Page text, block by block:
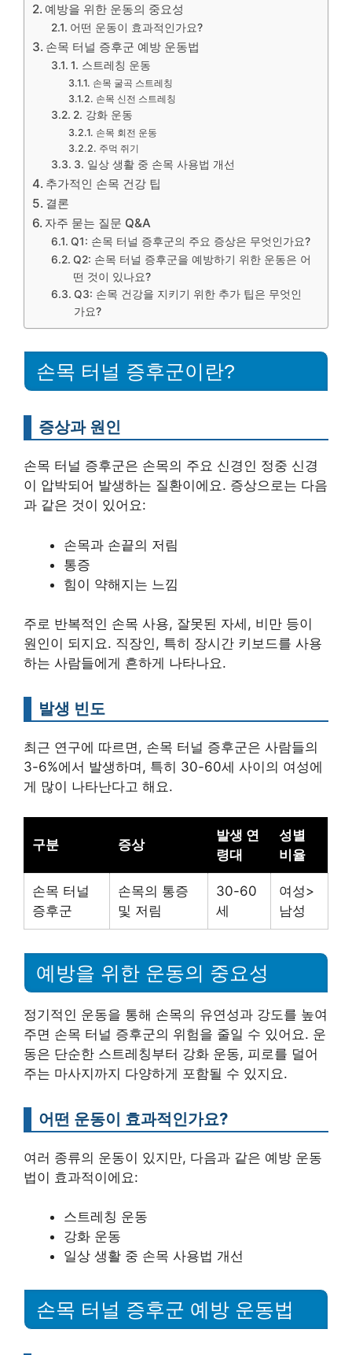
예방을 위한 운동의 중요성
어떤 운동이 효과적인가요?
손목 터널 증후군 예방 운동법
1. 스트레칭 운동
손목 굴곡 스트레칭
손목 신전 스트레칭
2. 강화 운동
손목 회전 운동
주먹 쥐기
3. 일상 생활 중 손목 사용법 개선
추가적인 손목 건강 팁
결론
자주 묻는 질문 Q&A
Q1: 손목 터널 증후군의 주요 증상은 무엇인가요?
Q2: 손목 터널 증후군을 예방하기 위한 운동은 어
떤 것이 있나요?
Q3: 손목 건강을 지키기 위한 추가 팁은 무엇인
가요?
손목 터널 증후군이란?
증상과 원인
손목 터널 증후군은 손목의 주요 신경인 정중 신경
이 압박되어 발생하는 질환이에요. 증상으로는 다음
과 같은 것이 있어요:
손목과 손끝의 저림
통증
힘이 약해지는 느낌
주로 반복적인 손목 사용, 잘못된 자세, 비만 등이
원인이 되지요. 직장인, 특히 장시간 키보드를 사용
하는 사람들에게 흔하게 나타나요.
발생 빈도
최근 연구에 따르면, 손목 터널 증후군은 사람들의
3-6%에서 발생하며, 특히 30-60세 사이의 여성에
게 많이 나타난다고 해요.
구분 증상
발생 연
령대
성별
비율
손목 터널
증후군
손목의 통증
및 저림
30-60
세
여성>
남성
예방을 위한 운동의 중요성
정기적인 운동을 통해 손목의 유연성과 강도를 높여
주면 손목 터널 증후군의 위험을 줄일 수 있어요. 운
동은 단순한 스트레칭부터 강화 운동, 피로를 덜어
주는 마사지까지 다양하게 포함될 수 있지요.
어떤 운동이 효과적인가요?
여러 종류의 운동이 있지만, 다음과 같은 예방 운동
법이 효과적이에요:
스트레칭 운동
강화 운동
일상 생활 중 손목 사용법 개선
손목 터널 증후군 예방 운동법